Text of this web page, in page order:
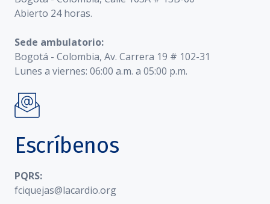
Abierto 24 horas.
Sede ambulatorio:
Bogotá - Colombia, Av. Carrera 19 # 102-31
Lunes a viernes: 06:00 a.m. a 05:00 p.m.
Escríbenos
PQRS:
fciquejas@lacardio.org